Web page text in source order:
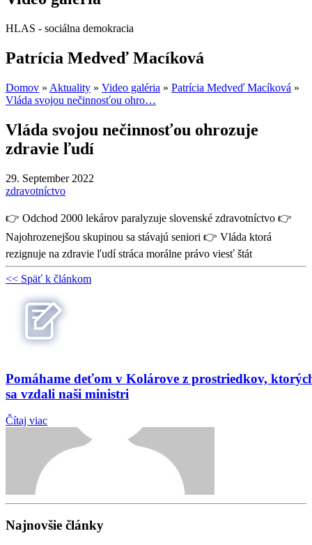
HLAS - sociálna demokracia
Patrícia Medveď Macíková
Domov » Aktuality » Video galéria » Patrícia Medveď Macíková »
Vláda svojou nečinnosťou ohro…
Vláda svojou nečinnosťou ohrozuje
zdravie ľudí
29. September 2022
zdravotníctvo
👉 Odchod 2000 lekárov paralyzuje slovenské zdravotníctvo 👉
Najohrozenejšou skupinou sa stávajú seniori 👉 Vláda ktorá
rezignuje na zdravie ľudí stráca morálne právo viesť štát
<< Späť k článkom
Pomáhame deťom v Kolárove z prostriedkov,
sa vzdali naši ministri
Čítaj viac
Najnovšie články